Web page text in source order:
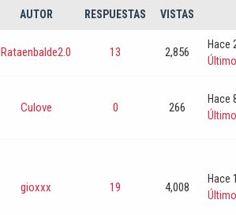
AUTOR RESPUESTAS VISTAS
Rataenbalde2.0 13 2,856
Hace
Culove 0 266
Hace
gioxxx 19 4,008
Hace